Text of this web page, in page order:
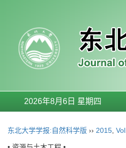
2026年8月6日 星期四
东北大学学报:自然科学版 ›› 2015